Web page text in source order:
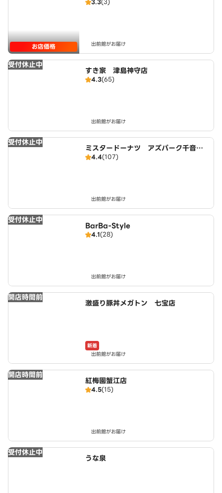
お店価格 出前館がお届け
受付休止中
すき家 津島神守店
4.3(65)
出前館がお届け
受付休止中
ミスタードーナツ アズパーク千音寺
ショップ
4.4(107)
出前館がお届け
受付休止中
BarBa-Style
4.1(28)
出前館がお届け
開店時間前
激盛り豚丼メガトン 七宝店
新着
出前館がお届け
開店時間前
紅梅園蟹江店
4.5(15)
出前館がお届け
受付休止中
うな泉